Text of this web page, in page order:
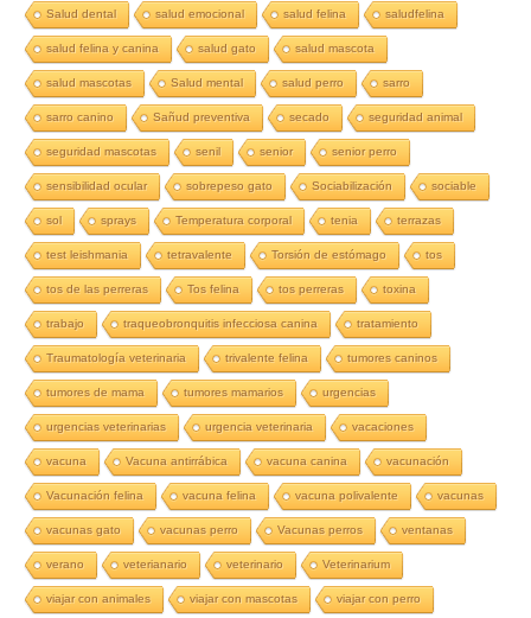
Salud dental salud emocional salud felina saludfelina
salud felina y canina salud gato salud mascota
salud mascotas Salud mental salud perro sarro
sarro canino Sañud preventiva secado seguridad animal
seguridad mascotas senil senior senior perro
sensibilidad ocular sobrepeso gato Sociabilización sociable
sol sprays Temperatura corporal tenia terrazas
test leishmania tetravalente Torsión de estómago tos
tos de las perreras Tos felina tos perreras toxina
trabajo traqueobronquitis infecciosa canina tratamiento
Traumatología veterinaria trivalente felina tumores caninos
tumores de mama tumores mamarios urgencias
urgencias veterinarias urgencia veterinaria vacaciones
vacuna Vacuna antirrábica vacuna canina vacunación
Vacunación felina vacuna felina vacuna polivalente vacunas
vacunas gato vacunas perro Vacunas perros ventanas
verano veterianario veterinario Veterinarium
viajar con animales viajar con mascotas viajar con perro